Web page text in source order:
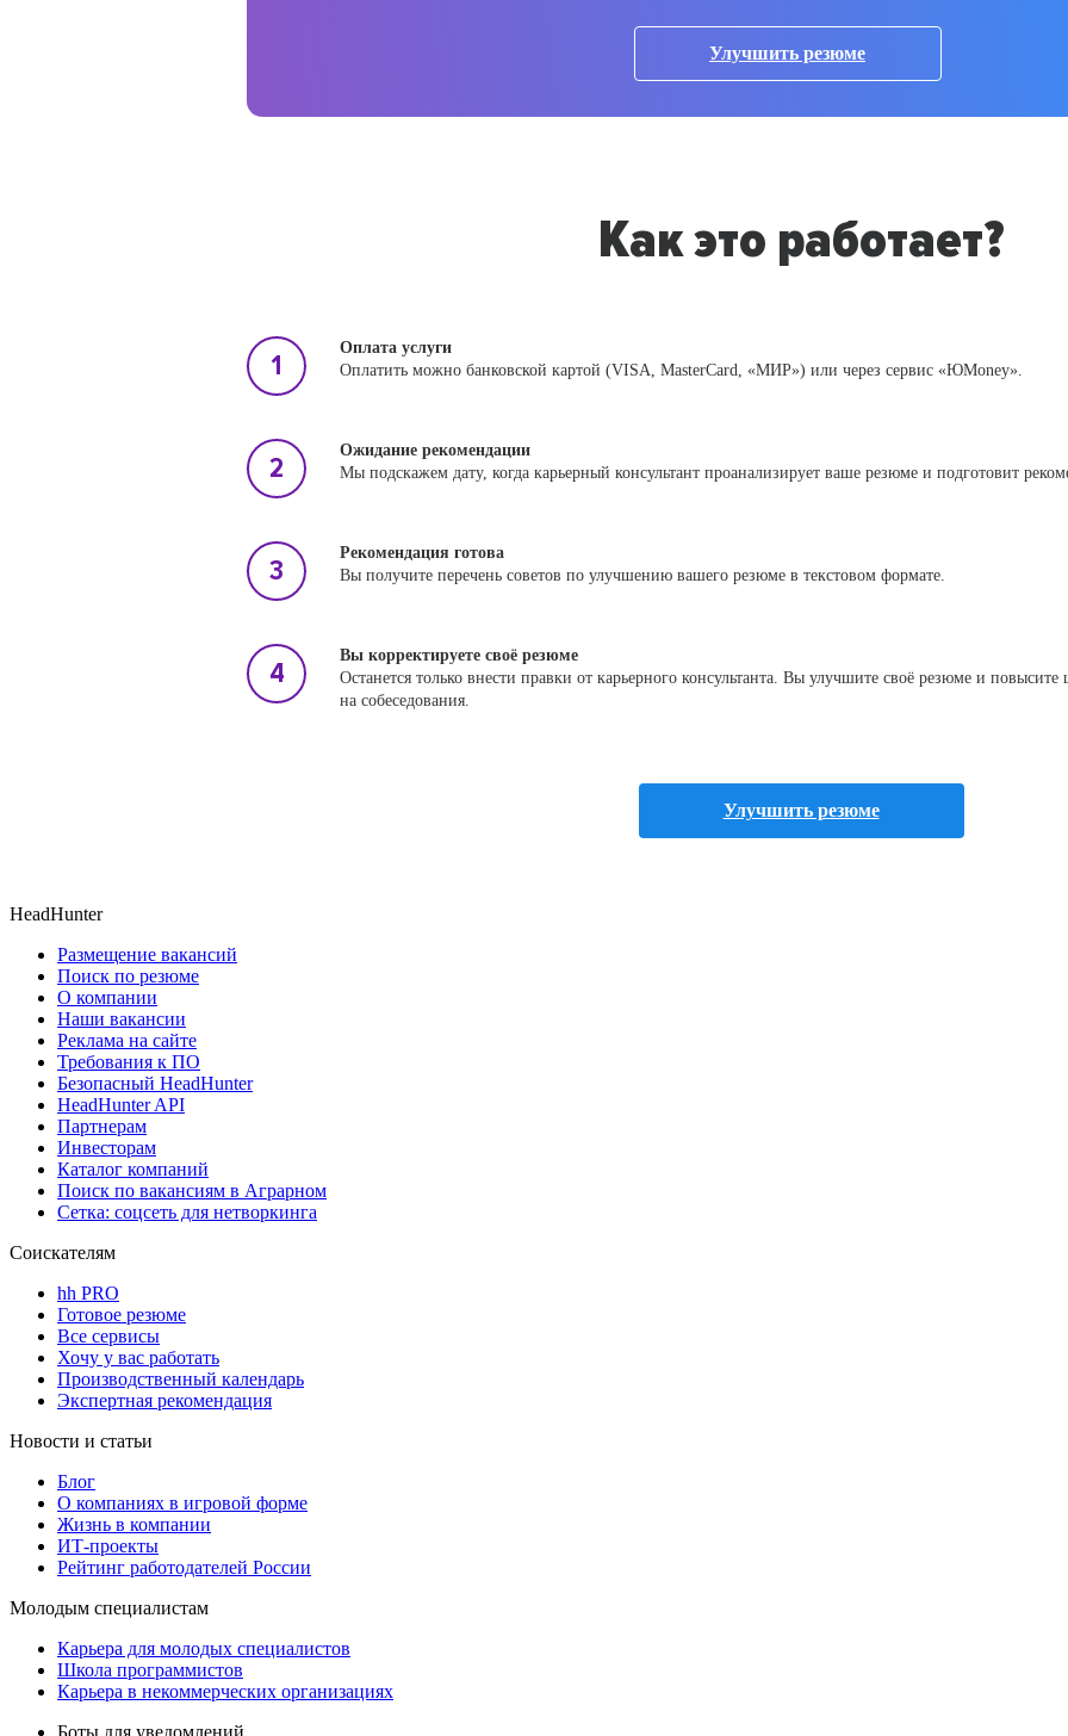
Улучшить резюме
Как это работает?
Оплата услуги
Оплатить можно банковской картой (VISA, MasterCard, «МИР») или через сервис «ЮMoney».
Ожидание рекомендации
Мы подскажем дату, когда карьерный консультант проанализирует ваше резюме и подготовит
Рекомендация готова
Вы получите перечень советов по улучшению вашего резюме в текстовом формате.
Вы корректируете своё резюме
Останется только внести правки от карьерного консультанта. Вы улучшите своё резюме и
на собеседования.
Улучшить резюме
HeadHunter
Размещение вакансий
Поиск по резюме
О компании
Наши вакансии
Реклама на сайте
Требования к ПО
Безопасный HeadHunter
HeadHunter API
Партнерам
Инвесторам
Каталог компаний
Поиск по вакансиям в Аграрном
Сетка: соцсеть для нетворкинга
Соискателям
hh PRO
Готовое резюме
Все сервисы
Хочу у вас работать
Производственный календарь
Экспертная рекомендация
Новости и статьи
Блог
О компаниях в игровой форме
Жизнь в компании
ИТ-проекты
Рейтинг работодателей России
Молодым специалистам
Карьера для молодых специалистов
Школа программистов
Карьера в некоммерческих организациях
Боты для уведомлений